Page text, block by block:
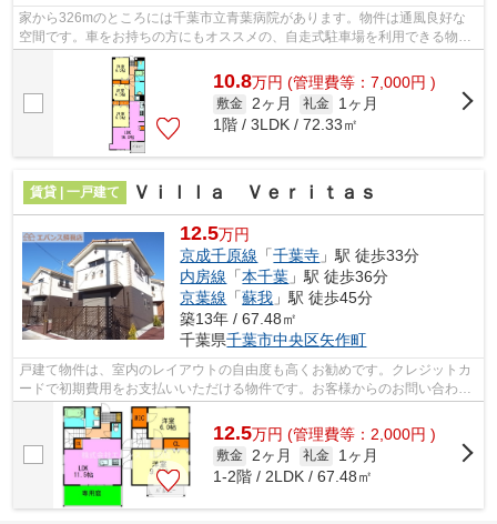
家から326mのところには千葉市立青葉病院があります。物件は通風良好な
空間です。車をお持ちの方にもオススメの、自走式駐車場を利用できる物件
です。ぜひ一度見ていただきたい、「MK...
10.8万円 (管理費等：7,000円 )
敷金 2ヶ月 礼金
1ヶ月
1階 / 3LDK / 72.33㎡
賃貸 | 一戸建て Ｖｉｌｌａ Ｖｅｒｉｔａｓ
12.5万円
京成千原線 「千葉寺 」駅 徒歩33分
内房線 「本千葉 」駅 徒歩36分
京葉線 「蘇我 」駅 徒歩45分
築13年 / 67.48㎡
千葉県千葉市中央区矢作町
戸建て物件は、室内のレイアウトの自由度も高くお勧めです。クレジットカ
ードで初期費用をお支払いいただける物件です。お客様からのお問い合わせ
の多い、敷地内ごみ置き場があります...
12.5万円 (管理費等：2,000円 )
敷金 2ヶ月 礼金
1ヶ月
1-2階 / 2LDK / 67.48㎡